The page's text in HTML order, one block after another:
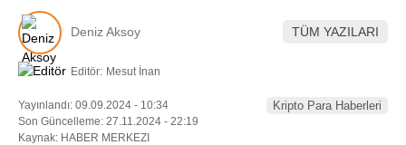
Deniz Aksoy TÜM YAZILARI
Editör: Mesut İnan
Yayınlandı: 09.09.2024 - 10:34
Son Güncelleme: 27.11.2024 - 22:19
Kaynak: HABER MERKEZI
Kripto Para Haberleri